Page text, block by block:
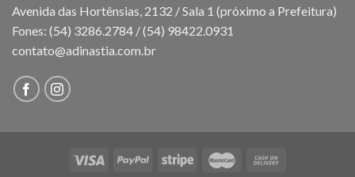
Avenida das Hortênsias, 2132 / Sala 1 (próximo a Prefeitura)
Fones: (54) 3286.2784 / (54) 98422.0931
contato@adinastia.com.br